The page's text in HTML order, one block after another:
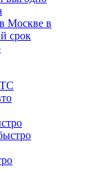
Москве в
срок